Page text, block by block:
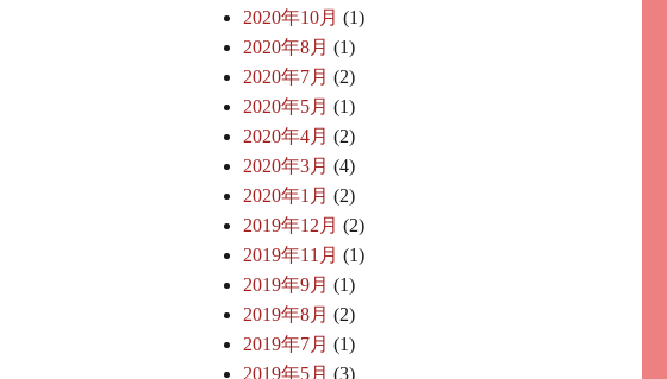
2020年10月 (1)
2020年8月 (1)
2020年7月 (2)
2020年5月 (1)
2020年4月 (2)
2020年3月 (4)
2020年1月 (2)
2019年12月 (2)
2019年11月 (1)
2019年9月 (1)
2019年8月 (2)
2019年7月 (1)
2019年5月 (3)